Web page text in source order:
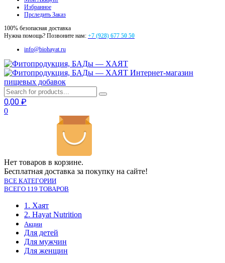
Избранное
Прследить Заказ
100% безопасная доставка
Нужна помощь? Позвоните нам: +7 (928) 677 50 50
info@biohayat.ru
Интернет-магазин
пищевых добавок
0,00 ₽
0
Нет товаров в корзине.
Бесплатная доставка за покупку на сайте!
ВСЕ КАТЕГОРИИ
ВСЕГО 119 ТОВАРОВ
1. Хаят
2. Hayat Nutrition
Акции
Для детей
Для мужчин
Для женщин